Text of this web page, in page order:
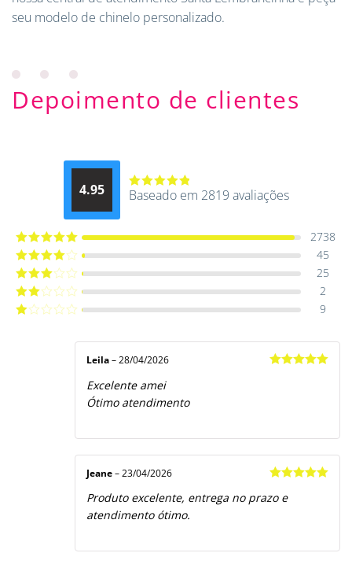
seu modelo de chinelo personalizado.
Depoimento de clientes
4.95
Avaliação
Baseado em 2819 avaliações
Avaliação5
2738
Avaliação
45
Avaliação
25
Avaliação
2
9
Leila – 28/04/2026
Excelente amei
Ótimo atendimento
de 5
Jeane – 23/04/2026
Produto excelente, entrega no prazo e
atendimento ótimo.